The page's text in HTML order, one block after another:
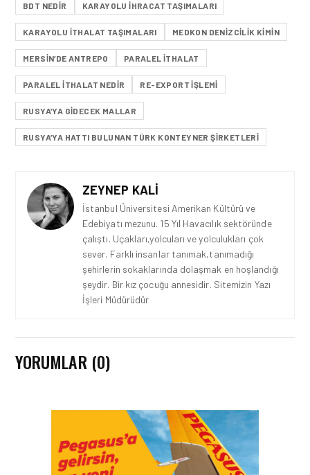
BDT NEDIR KARAYOLU IHRACAT TAŞIMALARI
KARAYOLU ITHALAT TAŞIMALARI MEDKON DENIZCILIK KIMIN
MERSIN’DE ANTREPO PARALEL ITHALAT
PARALEL ITHALAT NEDIR RE-EXPORT IŞLEMI
RUSYA’YA GIDECEK MALLAR
RUSYA’YA HATTI BULUNAN TÜRK KONTEYNER ŞIRKETLERI
ZEYNEP KALI
İstanbul Üniversitesi Amerikan Kültürü ve
Edebiyatı mezunu. 15 Yıl Havacılık sektöründe
çalıştı. Uçakları,yolcuları ve yolculukları çok
sever. Farklı insanlar tanımak,tanımadığı
şehirlerin sokaklarında dolaşmak en hoşlandığı
şeydir. Bir kız çocuğu annesidir. Sitemizin Yazı
İşleri Müdürüdür
YORUMLAR (0)
KARGO • 26 TEM 2026
HONG KONG VE ÇIN’DEN
AVRUPA’YA HAVA
KARGODA SERT DÜŞÜŞ